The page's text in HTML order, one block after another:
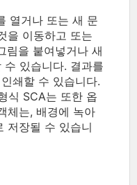
열거나 또는 새 문
을 이동하고 또는
림을 붙여넣거나 새
수 있습니다. 결과를
쇄할 수 있습니다.
식 SCA는 또한 옵
체는, 배경에 녹아
저장될 수 있습니